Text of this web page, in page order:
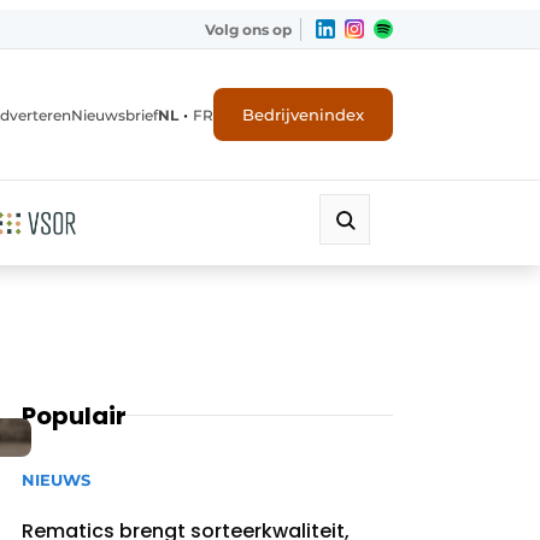
Volg ons op
NieuwsbriefNL • FR Bedrijvenindex
Populair
NIEUWS
Rematics brengt sorteerkwaliteit,